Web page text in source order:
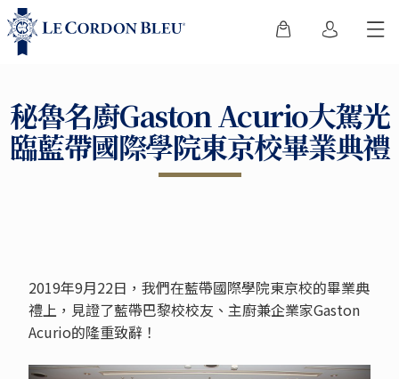
秘魯名廚Gaston Acurio大駕光
臨藍帶國際學院東京校畢業典禮
2019年9月22日，我們在藍帶國際學院東京校的畢業典
禮上，見證了藍帶巴黎校校友、主廚兼企業家Gaston
Acurio的隆重致辭！